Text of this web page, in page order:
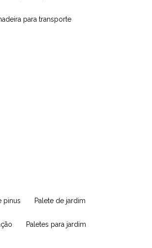
para transporte
pinus palete de jardim
paletes para jardim